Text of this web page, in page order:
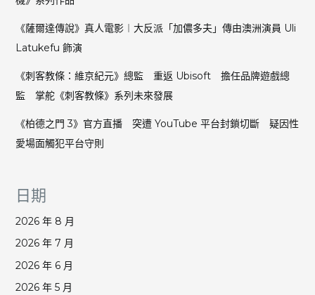
《薩爾達傳說》真人電影︱大反派「加儂多夫」傳由澳洲演員 Uli
Latukefu 飾演
《刺客教條：維京紀元》總監 重返 Ubisoft 擔任品牌遊戲總
監 掌舵《刺客教條》系列未來發展
《柏德之門 3》官方直播 突遭 YouTube 平台封鎖切斷 疑因性
愛場面觸犯平台守則
日期
2026 年 8 月
2026 年 7 月
2026 年 6 月
2026 年 5 月